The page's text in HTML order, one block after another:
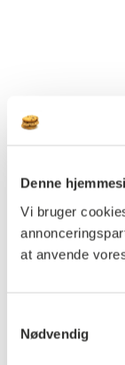
Denne
Vi bruger
at anvende
Nødvendig